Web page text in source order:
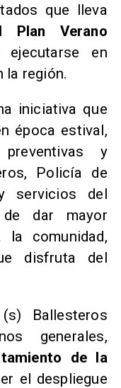
que lleva
Plan Verano
en
la región.
iniciativa que
época estival,
y
Policía de
servicios del
dar mayor
la comunidad,
disfruta del
Ballesteros
generales,
de la
el despliegue